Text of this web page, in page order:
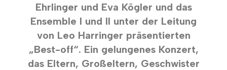
Ehrlinger und Eva Kögler und das
Ensemble I und II unter der Leitung
von Leo Harringer präsentierten
„Best-off“. Ein gelungenes Konzert,
das Eltern, Großeltern, Geschwister